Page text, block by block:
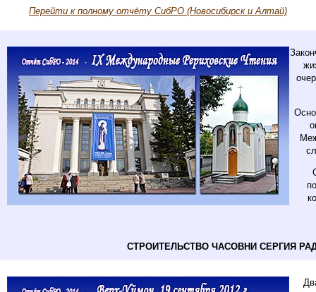
Перейти к полному отчёту СибРО (Новосибирск и Алтай)
СТРОИТЕЛЬСТВО ЧАСОВНИ СЕРГИЯ